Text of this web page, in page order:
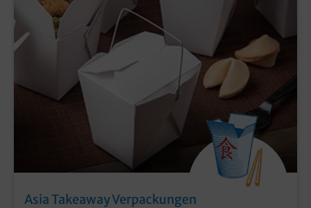
Asia Takeaway Verpackungen